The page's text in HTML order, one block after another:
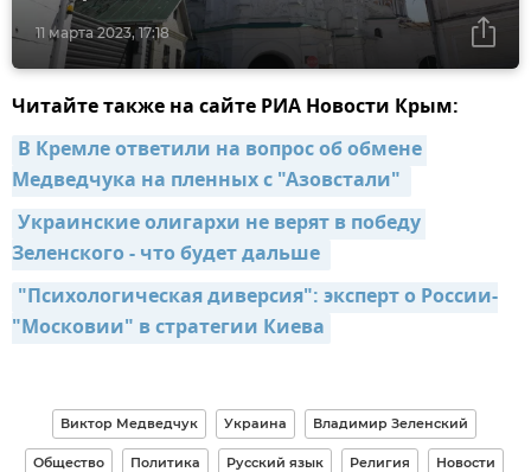
11 марта 2023, 17:18
Читайте также на сайте РИА Новости Крым:
В Кремле ответили на вопрос об обмене
Медведчука на пленных с "Азовстали"
Украинские олигархи не верят в победу
Зеленского - что будет дальше
"Психологическая диверсия": эксперт о России-
"Московии" в стратегии Киева
Виктор Медведчук Украина Владимир Зеленский
Общество Политика Русский язык Религия Новости